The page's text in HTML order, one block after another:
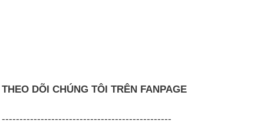
THEO DÕI CHÚNG TÔI TRÊN FANPAGE
------------------------------------------------